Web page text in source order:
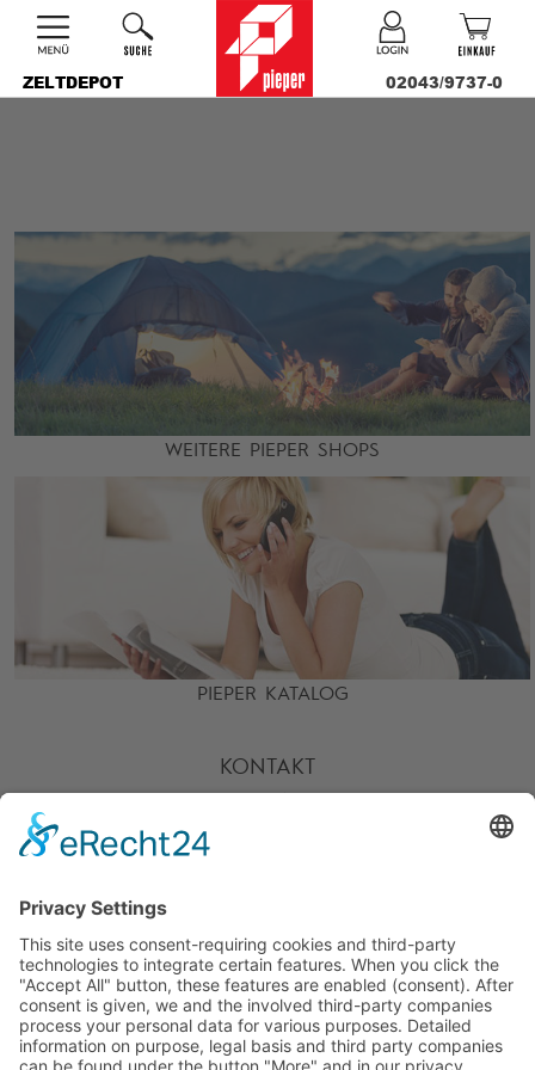
ZELTDEPOT 02043/9737-0
WEITERE PIEPER SHOPS
PIEPER KATALOG
KONTAKT
HOTLINE
UNSERE VORTEILE
VERSANDPARTNER
WEITERE PIEPER-SHOPS
BESUCHE UNS AUCH